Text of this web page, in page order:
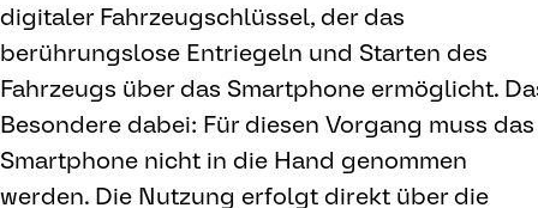
digitaler Fahrzeugschlüssel, der das
berührungslose Entriegeln und Starten des
Fahrzeugs über das Smartphone ermöglicht.
Besondere dabei: Für diesen Vorgang muss das
Smartphone nicht in die Hand genommen
werden. Die Nutzung erfolgt direkt über die